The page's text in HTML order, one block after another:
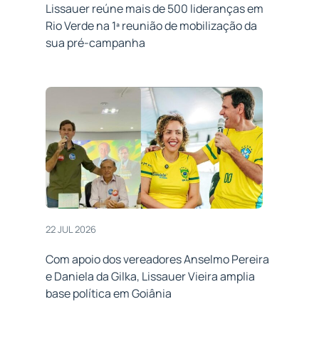
Lissauer reúne mais de 500 lideranças em
Rio Verde na 1ª reunião de mobilização da
sua pré-campanha
22 JUL 2026
Com apoio dos vereadores Anselmo Pereira
e Daniela da Gilka, Lissauer Vieira amplia
base política em Goiânia